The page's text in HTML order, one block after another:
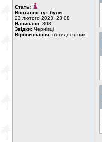
Стать:
Востаннє тут були:
23 лютого 2023, 23:08
Написано: 308
Звідки: Чернівці
Віровизнання: п'ятидесятник